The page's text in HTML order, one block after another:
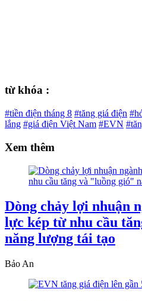
từ khóa :
#tiền điện tháng 8 #tăng giá điện
lắng #giá điện Việt Nam #EVN
Xem thêm
Dòng chảy lợi nhuận
lực kép từ nhu cầu
năng lượng tái tạo
Bảo An